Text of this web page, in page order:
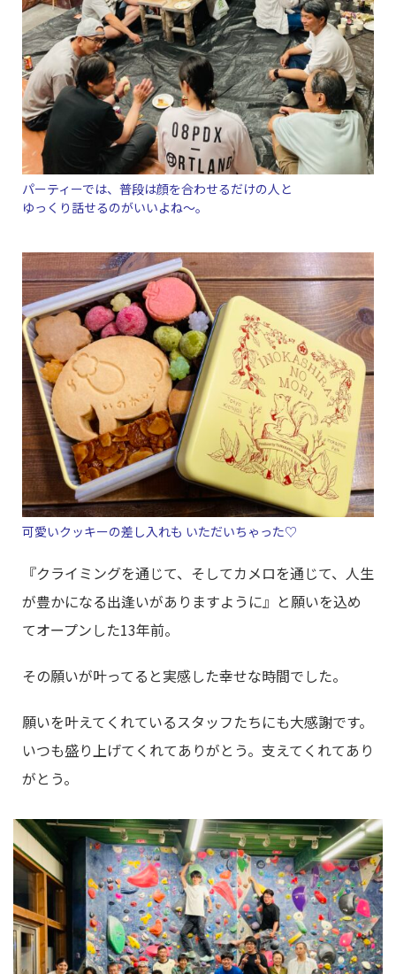
パーティーでは、普段は顔を合わせるだけの人と
ゆっくり話せるのがいいよね～。
可愛いクッキーの差し入れも いただいちゃった♡
『クライミングを通じて、そしてカメロを通じて、人生
が豊かになる出逢いがありますように』と願いを込め
てオープンした13年前。
その願いが叶ってると実感した幸せな時間でした。
願いを叶えてくれているスタッフたちにも大感謝です。
いつも盛り上げてくれてありがとう。支えてくれてあり
がとう。